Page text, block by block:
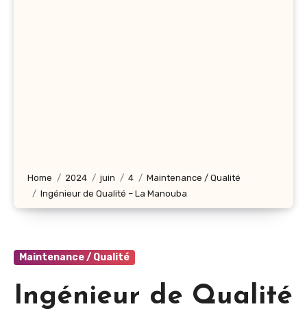
Home 2024 juin 4
Maintenance / Qualité
Ingénieur de Qualité – La Manouba
Maintenance / Qualité
Ingénieur de Qualité